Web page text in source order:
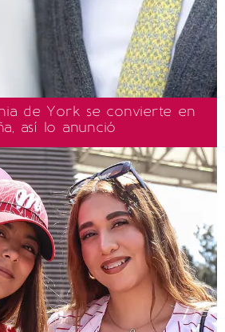
de York se convierte en
así lo anunció